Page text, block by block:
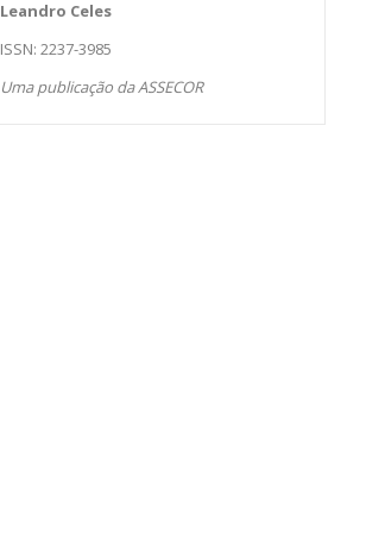
Leandro Celes
ISSN: 2237-3985
Uma publicação da ASSECOR